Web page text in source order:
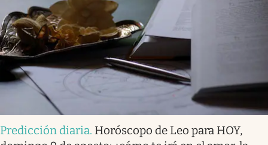
Predicción diaria. Horóscopo de Leo para HOY,